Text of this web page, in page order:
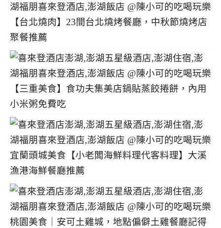
【台北燒肉】23間台北燒烤餐廳，中秋節燒烤店
聚餐推薦
【三重美食】食功夫集美店鍋貼蒸餃捲餅，內用
小米粥免費吃
宜蘭頭城美食【小老闆海鮮料理代客料理】大溪
漁港海鮮餐廳推薦
桃園美食｜安可土雞城，地點偏僻土雞餐廳記得